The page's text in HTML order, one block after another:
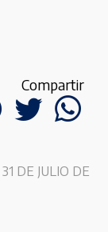
Compartir
DE JULIO DE